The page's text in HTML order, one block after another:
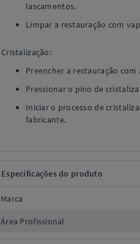
lascamentos.
Limpar a restauração com
Cristalização:
Preencher a restauração
Pressionar o pino de
Iniciar o processo de
fabricante.
Especificações do produto
Marca
Área Profissional